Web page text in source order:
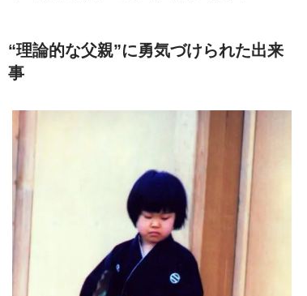
“理論的な父親”に勇気づけられた出来
事